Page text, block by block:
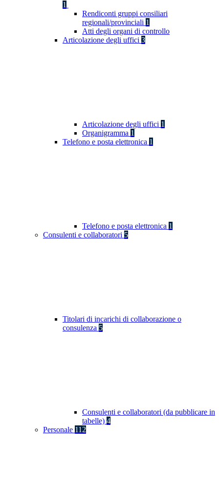
1
Rendiconti gruppi consiliari
regionali/provinciali 1
Atti degli organi di controllo
Articolazione degli uffici 3
Articolazione degli uffici 1
Organigramma 1
Telefono e posta elettronica 1
Telefono e posta elettronica 1
Consulenti e collaboratori 5
Titolari di incarichi di collaborazione o
consulenza 5
Consulenti e collaboratori (da pubblicare in
tabelle) 4
Personale 112